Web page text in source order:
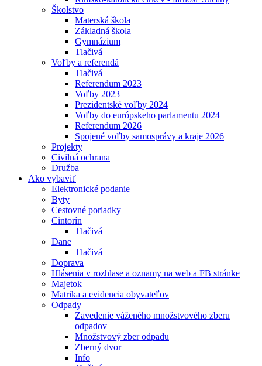
Školstvo
Materská škola
Základná škola
Gymnázium
Tlačivá
Voľby a referendá
Tlačivá
Referendum 2023
Voľby 2023
Prezidentské voľby 2024
Voľby do európskeho parlamentu 2024
Referendum 2026
Spojené voľby samosprávy a kraje 2026
Projekty
Civilná ochrana
Družba
Ako vybaviť
Elektronické podanie
Byty
Cestovné poriadky
Cintorín
Tlačivá
Dane
Tlačivá
Doprava
Hlásenia v rozhlase a oznamy na web a FB stránke
Majetok
Matrika a evidencia obyvateľov
Odpady
Zavedenie váženého množstvového zberu
odpadov
Množstvový zber odpadu
Zberný dvor
Info